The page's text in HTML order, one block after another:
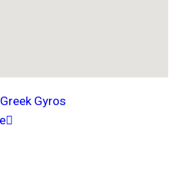
Gyros